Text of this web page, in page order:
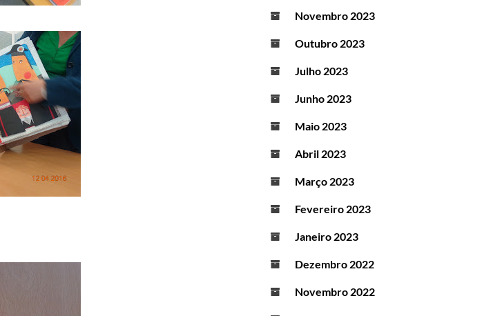
Novembro 2023
Outubro 2023
Julho 2023
Junho 2023
Maio 2023
Abril 2023
Março 2023
Fevereiro 2023
Janeiro 2023
Dezembro 2022
Novembro 2022